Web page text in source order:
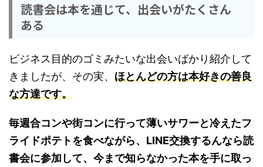
読書会は本を通じて、出会いがたくさん
ある
ビジネス目的のゴミみたいな出会いばかり紹介して
きましたが、その実、 ほとんどの方は本好きの善良
な方達です。
毎週合コンや街コンに行って薄いサワーと冷えたフ
ライドポテトを食べながら、LINE交換するんなら読
書会に参加して、今まで知らなかった本を手に取っ